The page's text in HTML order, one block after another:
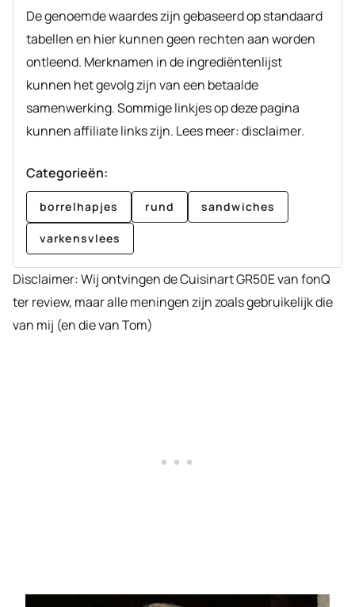
De genoemde waardes zijn gebaseerd op standaard
tabellen en hier kunnen geen rechten aan worden
ontleend. Merknamen in de ingrediëntenlijst
kunnen het gevolg zijn van een betaalde
samenwerking. Sommige linkjes op deze pagina
kunnen affiliate links zijn. Lees meer: disclaimer.
Categorieën:
borrelhapjes rund sandwiches
varkensvlees
Disclaimer: Wij ontvingen de Cuisinart GR50E van fonQ
ter review, maar alle meningen zijn zoals gebruikelijk die
van mij (en die van Tom)